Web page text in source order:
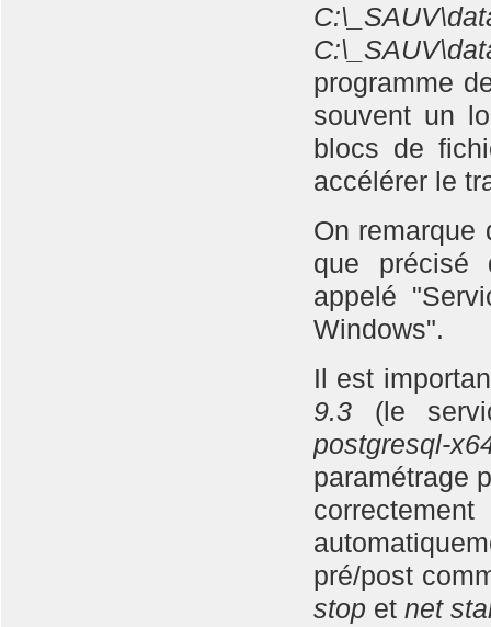
programme
souvent un
blocs de
accélérer le
On remarque
que précisé
appelé
Windows".
Il est
9.3 (le
postgresql-
paramétrage
pré/post
stop et net